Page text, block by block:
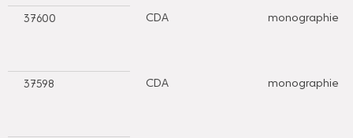
37600 CDA monographie
37598 CDA monographie